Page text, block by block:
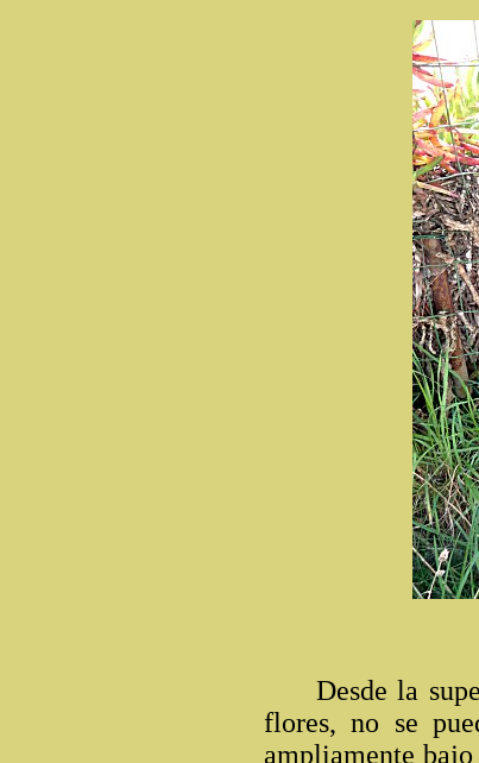
Desde la
flores, no se
ampliamente